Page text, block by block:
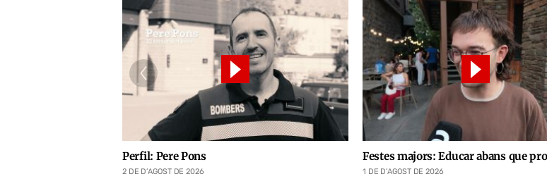
Perfil: Pere Pons
2 DE D’AGOST DE 2026
Festes majors: Educar abans que
1 DE D’AGOST DE 2026